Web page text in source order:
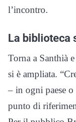
l’incontro.
La biblioteca
Torna a Santhià
si è ampliata.
– in ogni paese
punto di